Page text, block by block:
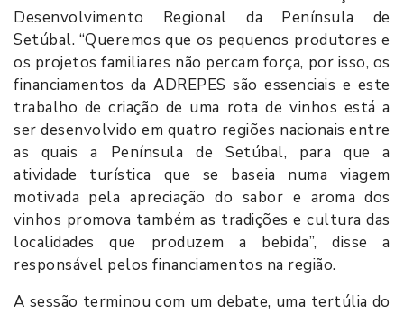
Desenvolvimento Regional da Península de
Setúbal. “Queremos que os pequenos produtores e
os projetos familiares não percam força, por isso, os
financiamentos da ADREPES são essenciais e este
trabalho de criação de uma rota de vinhos está a
ser desenvolvido em quatro regiões nacionais entre
as quais a Península de Setúbal, para que a
atividade turística que se baseia numa viagem
motivada pela apreciação do sabor e aroma dos
vinhos promova também as tradições e cultura das
localidades que produzem a bebida”, disse a
responsável pelos financiamentos na região.
A sessão terminou com um debate, uma tertúlia do